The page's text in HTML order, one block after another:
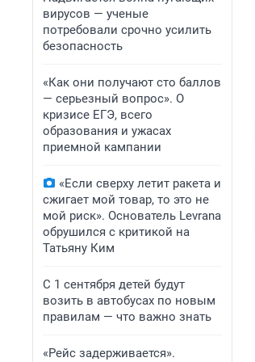
вирусов — ученые
потребовали срочно усилить
безопасность
«Как они получают сто баллов
— серьезный вопрос». О
кризисе ЕГЭ, всего
образования и ужасах
приемной кампании
«Если сверху летит ракета и
сжигает мой товар, то это не
мой риск». Основатель Levrana
обрушился с критикой на
Татьяну Ким
С 1 сентября детей будут
возить в автобусах по новым
правилам — что важно знать
«Рейс задерживается».